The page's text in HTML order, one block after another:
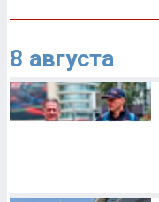
8 августа